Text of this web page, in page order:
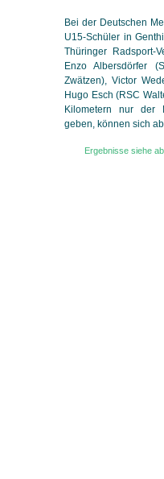
Bei der Deutschen
U15-Schüler in
Thüringer Radsport-
Enzo Albersdörfer
Zwätzen), Victor
Hugo Esch (RSC
Kilometern nur der
geben, können sich
Ergebnisse siehe